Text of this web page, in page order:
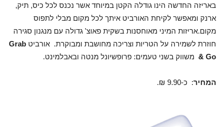
באריזה החדשה הינו גודלה הקטן במיוחד אשר נכנס לכל כיס, תיק,
ארנק ומאפשר לקיחת האורביט איתך לכל מקום מבלי לתפוס
מקום.אריזות המיני מאוחסנות בשקית פאוצ' גדולה עם מנגנון סגירה
חוזרת לשמירה על הטריות וצריכה מחושבת ומבוקרת. אורביט Grab
& Go משווק בשני טעמים: פרופשיונל מנטה ובאבלמינט.
המחיר: כ-9.90 ₪.